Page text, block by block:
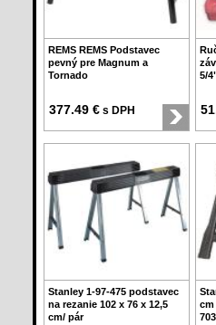
REMS REMS Podstavec
pevný pre Magnum a
Tornado
377.49 € s DPH
5/
Stanley 1-97-475 podstavec
na rezanie 102 x 76 x 12,5
cm/ pár
cm